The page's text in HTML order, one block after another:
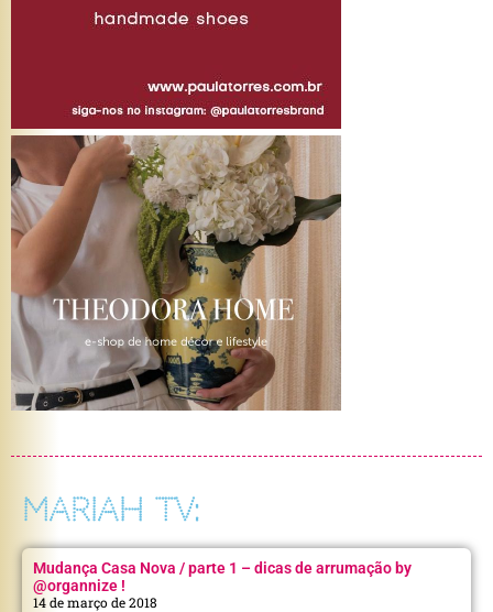
MARIAH TV:
Mudança Casa Nova / parte 1 – dicas de arrumação by
@organnize !
14 de março de 2018